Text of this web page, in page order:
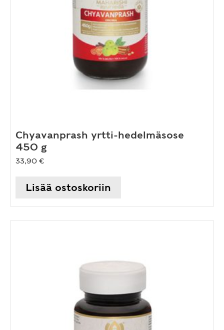
Chyavanprash yrtti-hedelmäsose
450 g
33,90 €
Lisää ostoskoriin